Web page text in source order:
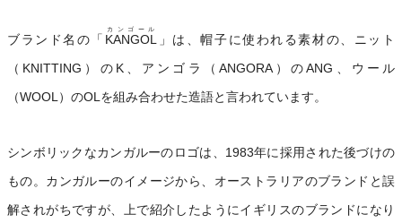
ブランド名の「 KANGOL
カンゴール
」は、帽子に使われる素材の、ニット
（KNITTING）のK、アンゴラ（ANGORA）のANG、ウール
（WOOL）のOLを組み合わせた造語と言われています。
シンボリックなカンガルーのロゴは、1983年に採用された後づけの
もの。カンガルーのイメージから、オーストラリアのブランドと誤
解されがちですが、上で紹介したようにイギリスのブランドになり